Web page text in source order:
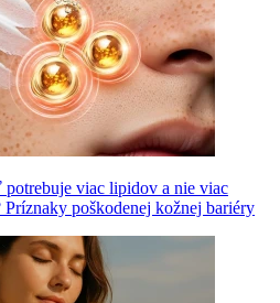
viac lipidov a nie viac
poškodenej kožnej bariéry